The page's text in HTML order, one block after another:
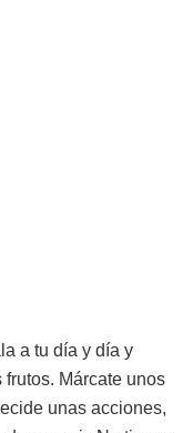
a tu día y día y
Márcate unos
unas acciones,